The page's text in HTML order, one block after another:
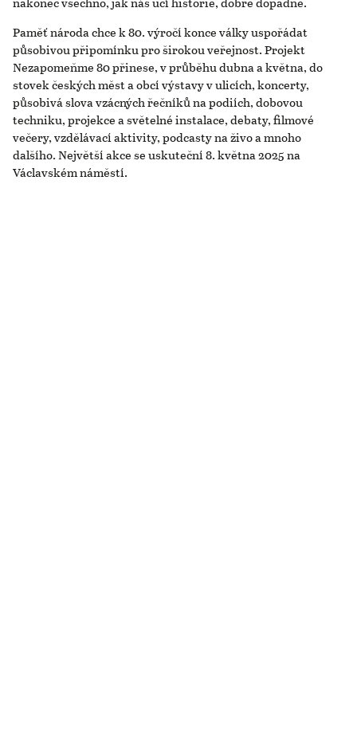
Paměť národa chce k 80. výročí konce války uspořádat
působivou připomínku pro širokou veřejnost. Projekt
Nezapomeňme 80 přinese, v průběhu dubna a května, do
stovek českých měst a obcí výstavy v ulicích, koncerty,
působivá slova vzácných řečníků na podiích, dobovou
techniku, projekce a světelné instalace, debaty, filmové
večery, vzdělávací aktivity, podcasty na živo a mnoho
dalšího. Největší akce se uskuteční 8. května 2025 na
Václavském náměstí.